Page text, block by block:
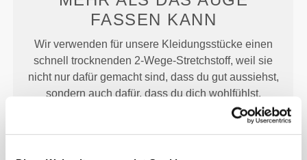
FASSEN KANN
Wir verwenden für unsere Kleidungsstücke einen
schnell trocknenden 2-Wege-Stretchstoff, weil sie
nicht nur dafür gemacht sind, dass du gut aussiehst,
sondern auch dafür, dass du dich wohlfühlst.